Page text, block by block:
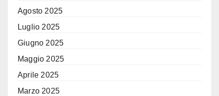
Agosto 2025
Luglio 2025
Giugno 2025
Maggio 2025
Aprile 2025
Marzo 2025